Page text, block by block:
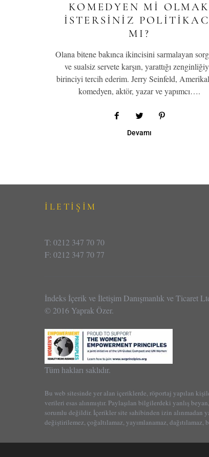
KOMEDYEN MI OLMAK
ISTERSINIZ
MI?
Olana bitene bakınca ikincisini sarmalayan
ve sualsiz servete karşın, yarattığı
birinciyi tercih ederim. Jerry Seinfeld,
komedyen, aktör, yazar ve yapımcı….
Devamı
İLETİŞİM
T: 0212 347 70 70
F: 0212 347 70 77
İndeks İçerik ve İletişim Danışmanlık ve Ticaret
© 2016 Yaprak Özer.
Tüm hakları saklıdır.
Bu web sitesinde yer alan içeriklerde, röportaj yapılan
verileri esas alınmıştır. Paylaşılan bilgilerdeki yanlış
sorumlu değildir. İçerikler site sahibinden izin alınmadan
değiştirilemez, çoğaltılamaz, yayımlanamaz, dağıtılamaz,